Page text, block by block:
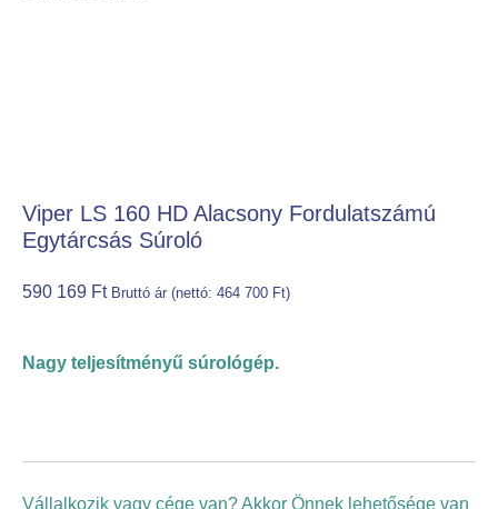
Viper LS 160 HD Alacsony Fordulatszámú
Egytárcsás Súroló
590 169 Ft Bruttó ár (nettó: 464 700 Ft)
Nagy teljesítményű súrológép.
Vállalkozik vagy cége van? Akkor Önnek lehetősége van